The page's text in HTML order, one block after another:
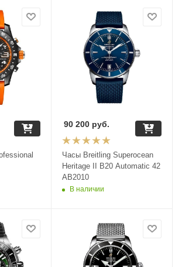
Часы Breitling Superocean
Heritage II B20 Automatic 42
AB2010
В наличии
90 200руб.